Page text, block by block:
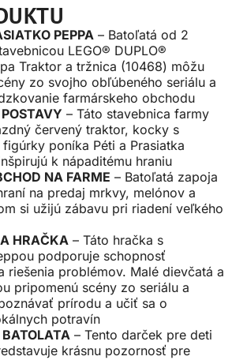
PEPPA – Batoľatá od 2
LEGO® DUPLO®
Traktor a tržnica (10468) môžu
zo svojho obľúbeného seriálu a
farmárskeho obchodu
– Táto stavebnica farmy
červený traktor, kocky s
poníka Péti a Prasiatka
k nápaditému hraniu
NA FARME – Batoľatá zapoja
na predaj mrkvy, melónov a
si užijú zábavu pri riadení veľkého
HRAČKA – Táto hračka s
podporuje schopnosť
riešenia problémov. Malé dievčatá a
pripomenú scény zo seriálu a
prírodu a učiť sa o
potravín
BATOLATA – Tento darček pre deti
krásnu pozornosť pre